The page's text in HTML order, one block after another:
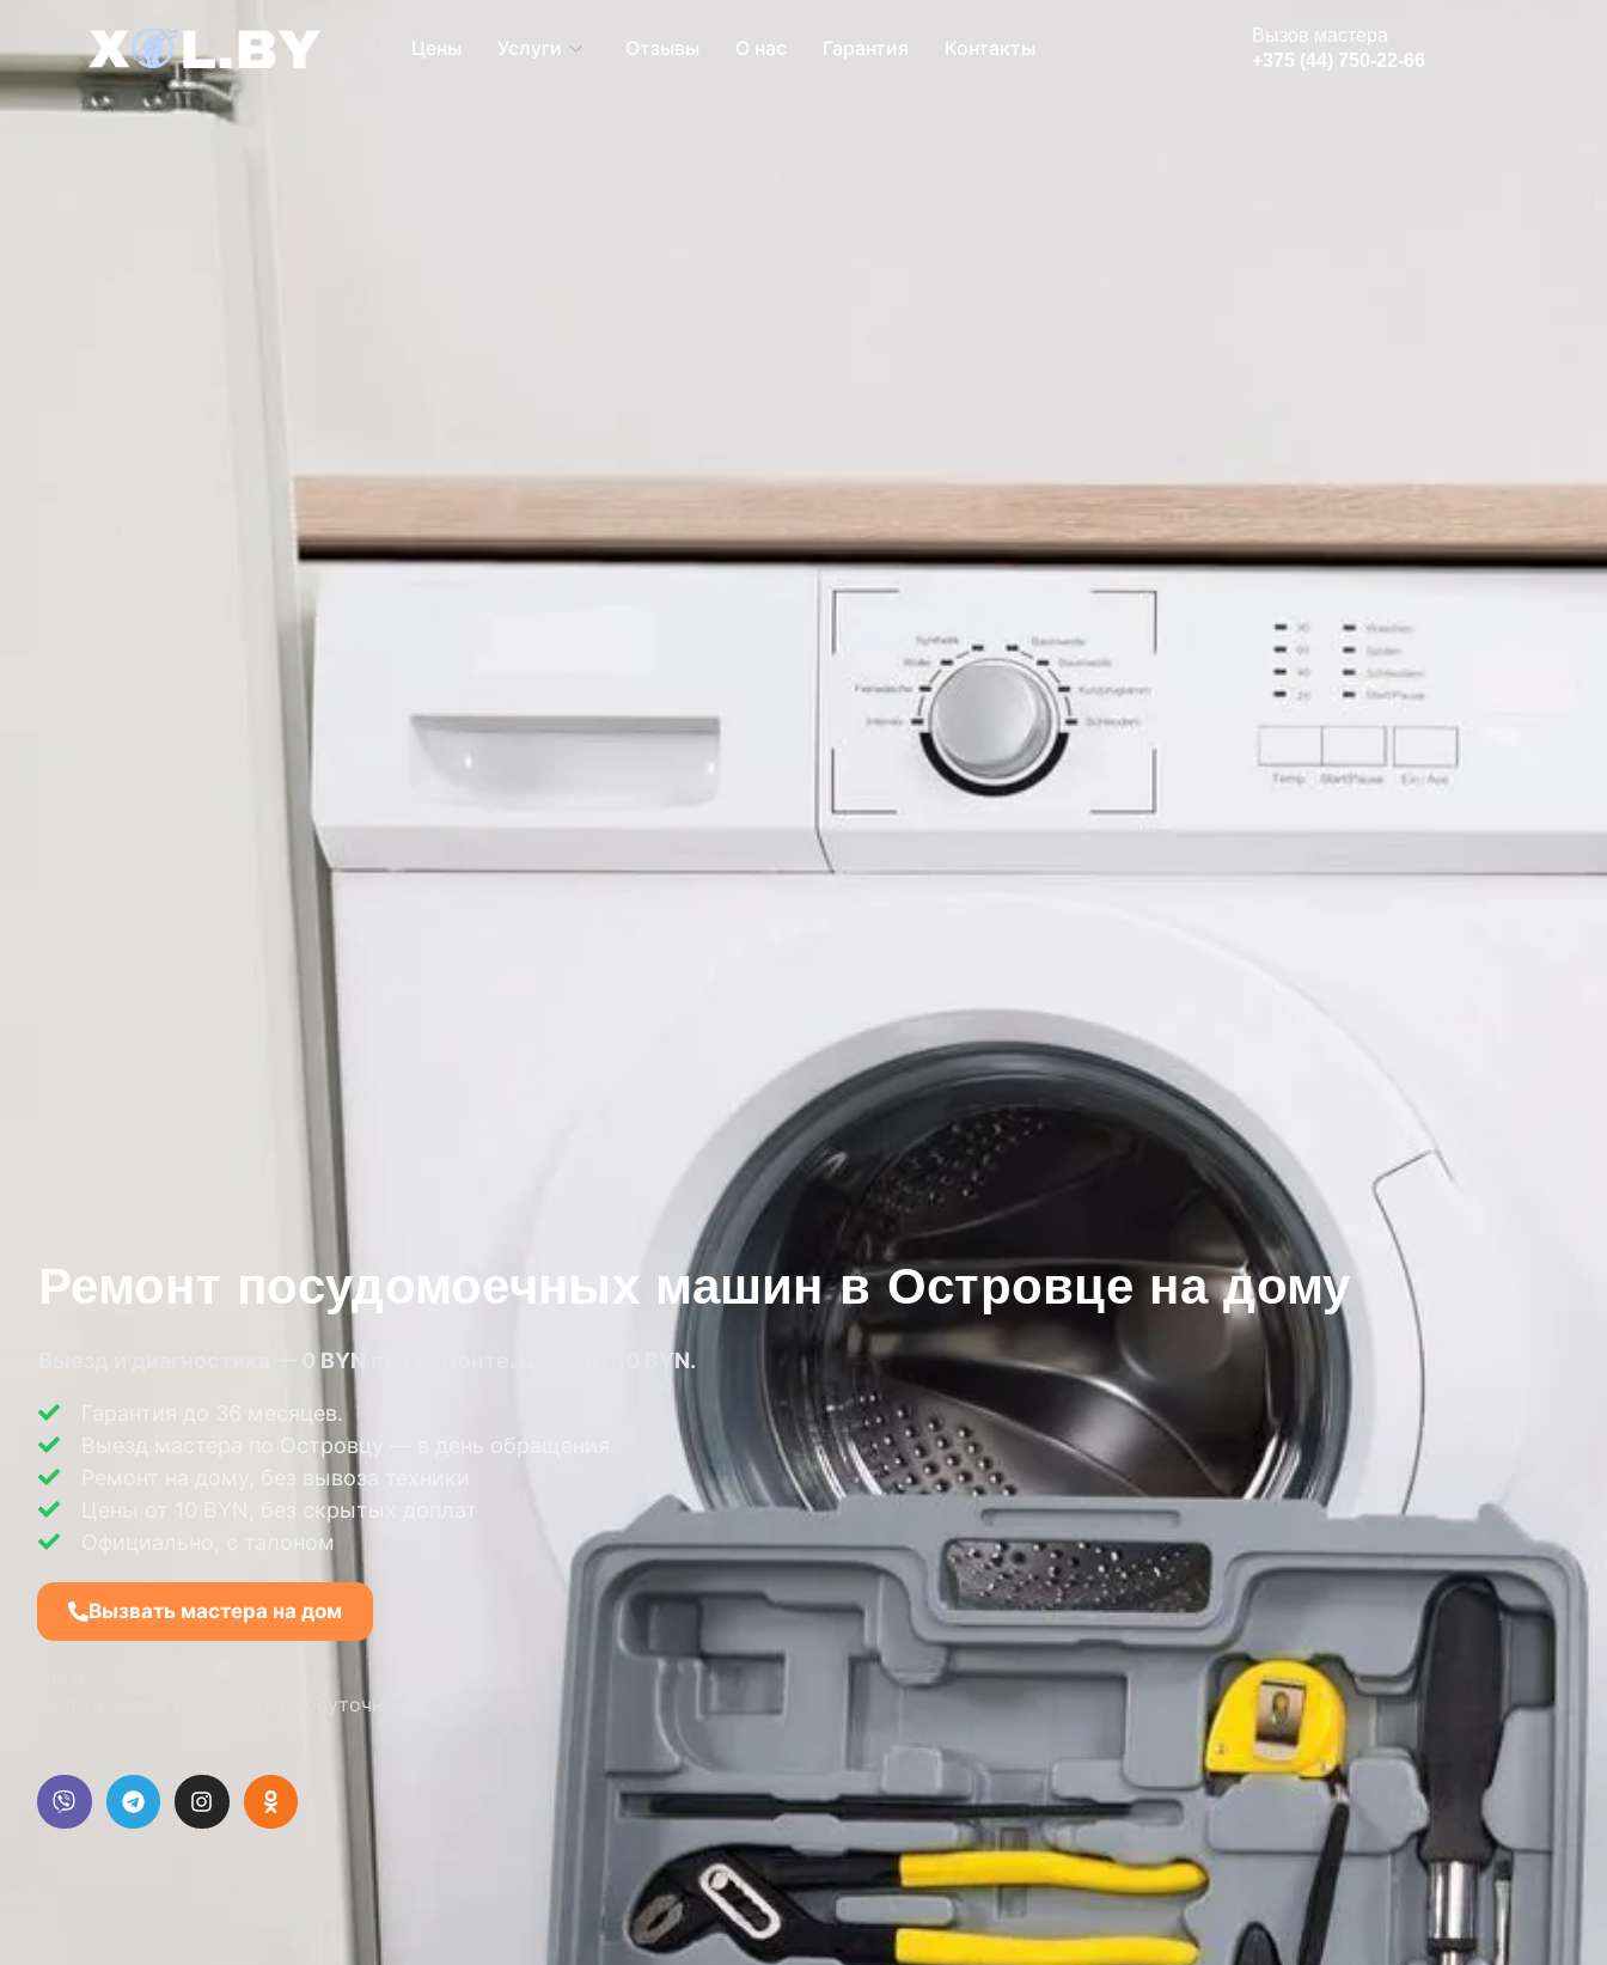
Цены Услуги Отзывы О нас Гарантия Контакты
Вызов мастера
+375 (44) 750-22-66
Ремонт посудомоечных машин в Островце на дому
Выезд и диагностика — 0 BYN при ремонте. Цены от 10 BYN.
Гарантия до 36 месяцев.
Выезд мастера по Островцу — в день обращения
Ремонт на дому, без вывоза техники
Цены от 10 BYN, без скрытых доплат
Официально, с талоном
Вызвать мастера на дом
Заявки через сайт — круглосуточно